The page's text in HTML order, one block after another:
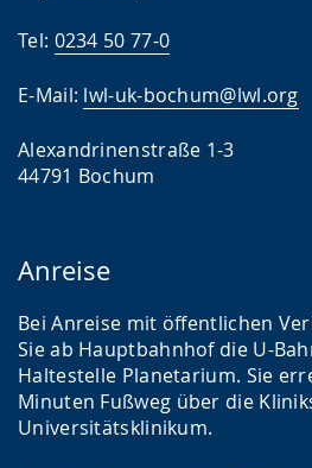
Tel: 0234 50 77-0
E-Mail: lwl-uk-bochum@lwl.org
Alexandrinenstraße 1-3
44791 Bochum
Anreise
Bei Anreise mit öffentlichen
Sie ab Hauptbahnhof die U-
Haltestelle Planetarium. Sie
Minuten Fußweg über die
Universitätsklinikum.